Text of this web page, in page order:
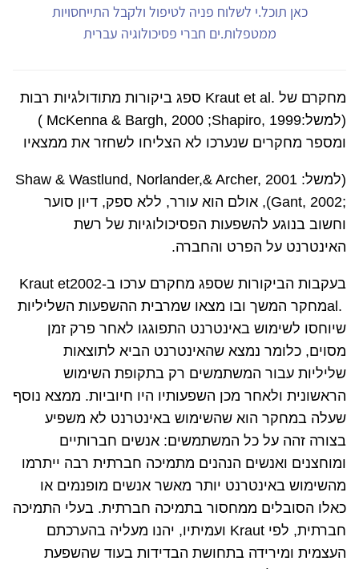
כאן תוכל.י לשלוח פניה לטיפול ולקבל התייחסויות
ממטפלות.ים חברי פסיכולוגיה עברית
מחקרם של Kraut et al. ספג ביקורות מתודולגיות רבות
(למשל:McKenna & Bargh, 2000 ;Shapiro, 1999
)
ומספר מחקרים שנערכו לא הצליחו לשחזר את ממצאיו
(למשל: Wastlund, Norlander,& Archer, 2001
Shaw &
Gant, 2002;
)
, אולם הוא עורר, ללא ספק, דיון סוער
וחשוב בנוגע להשפעות הפסיכולוגיות של רשת
האינטרנט על הפרט והחברה.
בעקבות הביקורות שספג מחקרם ערכו ב-2002
Kraut et
al.מחקר המשך ובו מצאו שמרבית ההשפעות השליליות
שיוחסו לשימוש באינטרנט התפוגגו לאחר פרק זמן
מסוים, כלומר נמצא שהאינטרנט הביא לתוצאות
שליליות עבור המשתמשים רק בתקופת השימוש
הראשונית ולאחר מכן השפעותיו היו חיוביות. ממצא נוסף
שעלה במחקר הוא שהשימוש באינטרנט לא משפיע
בצורה זהה על כל המשתמשים: אנשים חברותיים
ומוחצנים ואנשים הנהנים מתמיכה חברתית רבה ייתרמו
מהשימוש באינטרנט יותר מאשר אנשים מופנמים או
כאלו הסובלים ממחסור בתמיכה חברתית. בעלי התמיכה
חברתית, לפי Kraut ועמיתיו, יהנו מעליה בהערכתם
העצמית ומירידה בתחושת הבדידות בעוד שהשפעת